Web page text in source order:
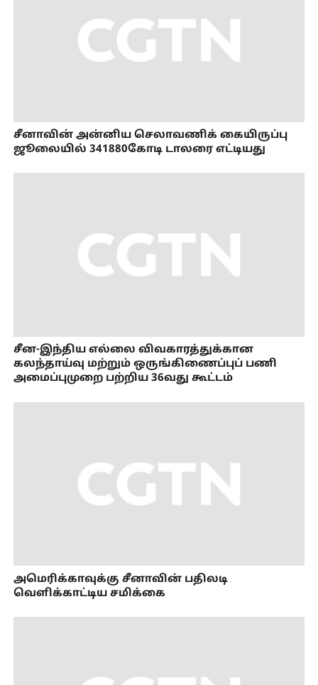
சீனாவின் அன்னிய செலாவணிக் கையிருப்பு
ஜூலையில் 341880கோடி டாலரை எட்டியது
சீன-இந்திய எல்லை விவகாரத்துக்கான
கலந்தாய்வு மற்றும் ஒருங்கிணைப்புப் பணி
அமைப்புமுறை பற்றிய 36வது கூட்டம்
அமெரிக்காவுக்கு சீனாவின் பதிலடி
வெளிக்காட்டிய சமிக்கை